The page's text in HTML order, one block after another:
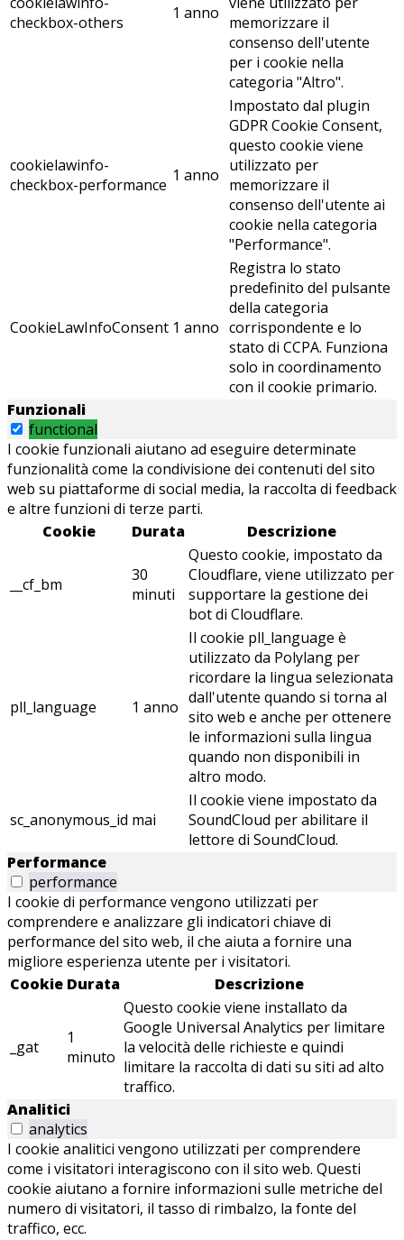
checkbox-others
1 anno memorizzare il
consenso dell'utente
per i cookie nella
categoria "Altro".
cookielawinfo-
checkbox-performance 1 anno
Impostato dal plugin
GDPR Cookie Consent,
questo cookie viene
utilizzato per
memorizzare il
consenso dell'utente ai
cookie nella categoria
"Performance".
CookieLawInfoConsent 1 anno
Registra lo stato
predefinito del pulsante
della categoria
corrispondente e lo
stato di CCPA. Funziona
solo in coordinamento
con il cookie primario.
Funzionali
functional
I cookie funzionali aiutano ad eseguire determinate
funzionalità come la condivisione dei contenuti del sito
web su piattaforme di social media, la raccolta di feedback
e altre funzioni di terze parti.
Cookie
Durata Descrizione
__cf_bm
30
minuti
Questo cookie, impostato da
Cloudflare, viene utilizzato per
supportare la gestione dei
bot di Cloudflare.
pll_language 1 anno
Il cookie pll_language è
utilizzato da Polylang per
ricordare la lingua selezionata
dall'utente quando si torna al
sito web e anche per ottenere
le informazioni sulla lingua
quando non disponibili in
altro modo.
sc_anonymous_id mai
Il cookie viene impostato da
SoundCloud per abilitare il
lettore di SoundCloud.
Performance
performance
I cookie di performance vengono utilizzati per
comprendere e analizzare gli indicatori chiave di
performance del sito web, il che aiuta a fornire una
migliore esperienza utente per i visitatori.
Cookie Durata Descrizione
_gat
1
minuto
Questo cookie viene installato da
Google Universal Analytics per limitare
la velocità delle richieste e quindi
limitare la raccolta di dati su siti ad alto
traffico.
Analitici
analytics
I cookie analitici vengono utilizzati per comprendere
come i visitatori interagiscono con il sito web. Questi
cookie aiutano a fornire informazioni sulle metriche del
numero di visitatori, il tasso di rimbalzo, la fonte del
traffico, ecc.